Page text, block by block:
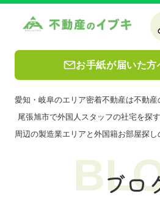
お手紙が届いた方
愛知・岐阜のエリア密着不動産は不動産
尾張旭市で外国人スタッフの社宅を
周辺の製造業エリアと外国籍お部屋探し
ブロ